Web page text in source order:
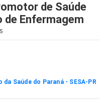
de Saúde
de Enfermagem
Saúde do Paraná - SESA-PR